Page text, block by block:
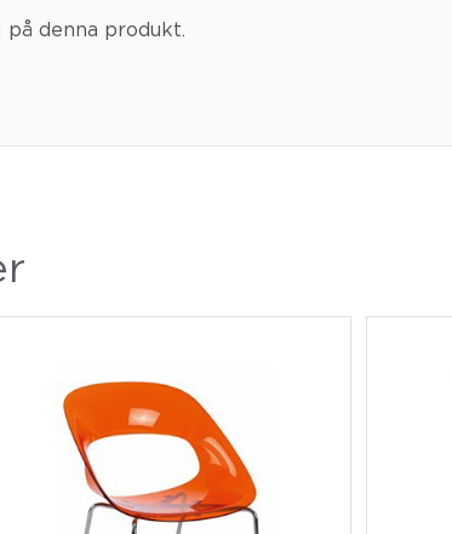
denna produkt.